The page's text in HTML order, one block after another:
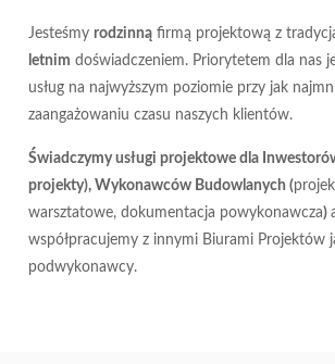
Jesteśmy rodzinną firmą projektową z
letnim doświadczeniem. Priorytetem dla nas
usług na najwyższym poziomie przy jak
zaangażowaniu czasu naszych klientów.
Świadczymy usługi projektowe dla
projekty), Wykonawców Budowlanych (
warsztatowe, dokumentacja powykonawcza)
współpracujemy z innymi Biurami Projektów
podwykonawcy.